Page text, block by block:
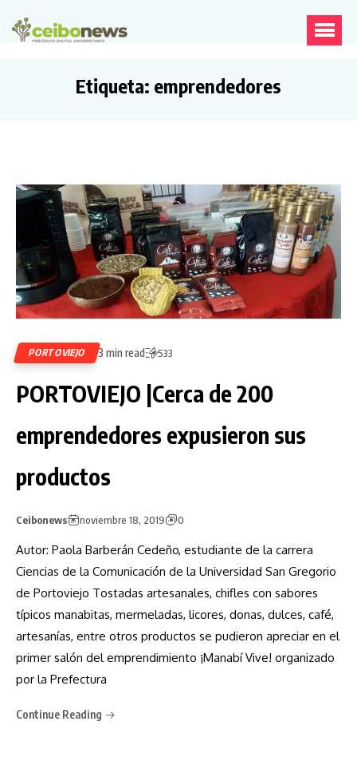
Etiqueta: emprendedores
PORTOVIEJO 3 min read 533
PORTOVIEJO |Cerca de 200
emprendedores expusieron sus
productos
Ceibonews noviembre 18, 2019 0
Autor: Paola Barberán Cedeño, estudiante de la carrera
Ciencias de la Comunicación de la Universidad San Gregorio
de Portoviejo Tostadas artesanales, chifles con sabores
típicos manabitas, mermeladas, licores, donas, dulces, café,
artesanías, entre otros productos se pudieron apreciar en el
primer salón del emprendimiento ¡Manabí Vive! organizado
por la Prefectura
Continue Reading